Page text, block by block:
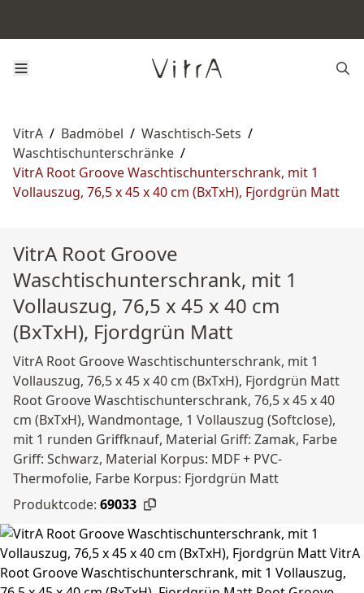
VitrA / Badmöbel / Waschtisch-Sets /
Waschtischunterschränke /
VitrA Root Groove Waschtischunterschrank, mit 1
Vollauszug, 76,5 x 45 x 40 cm (BxTxH), Fjordgrün Matt
VitrA Root Groove
Waschtischunterschrank, mit 1
Vollauszug, 76,5 x 45 x 40 cm
(BxTxH), Fjordgrün Matt
VitrA Root Groove Waschtischunterschrank, mit 1
Vollauszug, 76,5 x 45 x 40 cm (BxTxH), Fjordgrün Matt
Root Groove Waschtischunterschrank, 76,5 x 45 x 40
cm (BxTxH), Wandmontage, 1 Vollauszug (Softclose),
mit 1 runden Griffknauf, Material Griff: Zamak, Farbe
Griff: Schwarz, Material Korpus: MDF + PVC-
Thermofolie, Farbe Korpus: Fjordgrün Matt
Produktcode: 69033